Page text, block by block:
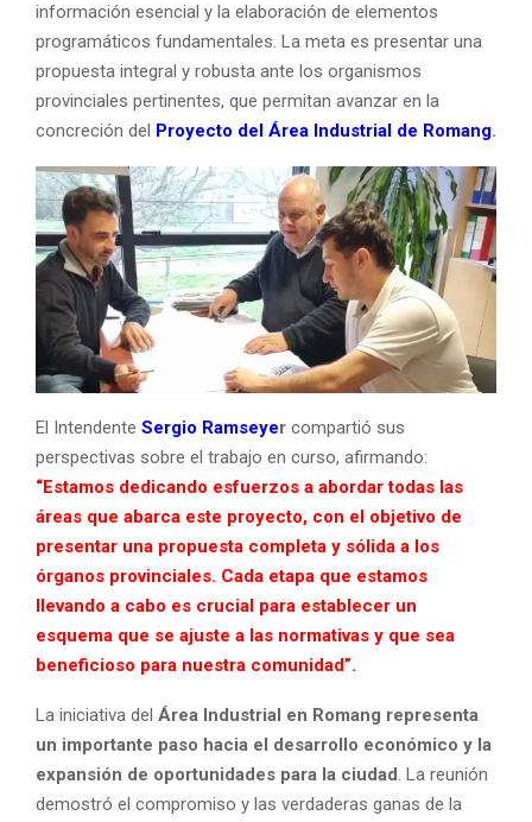
información esencial y la elaboración de elementos
programáticos fundamentales. La meta es presentar una
propuesta integral y robusta ante los organismos
provinciales pertinentes, que permitan avanzar en la
concreción del Proyecto del Área Industrial de Romang.
El Intendente Sergio Ramseyer compartió sus
perspectivas sobre el trabajo en curso, afirmando:
“Estamos dedicando esfuerzos a abordar todas las
áreas que abarca este proyecto, con el objetivo de
presentar una propuesta completa y sólida a los
órganos provinciales. Cada etapa que estamos
llevando a cabo es crucial para establecer un
esquema que se ajuste a las normativas y que sea
beneficioso para nuestra comunidad”.
La iniciativa del Área Industrial en Romang representa
un importante paso hacia el desarrollo económico y la
expansión de oportunidades para la ciudad. La reunión
demostró el compromiso y las verdaderas ganas de la